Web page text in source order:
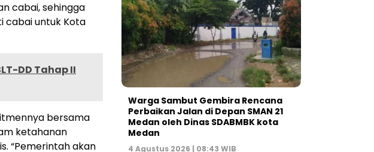
cabai, sehingga
cabai untuk Kota
DD Tahap II
bersama
ketahanan
“Pemerintah akan
Warga Sambut Gembira Rencana
Perbaikan Jalan di Depan SMAN 21
Medan oleh Dinas SDABMBK kota
Medan
4 Agustus 2026 | 08:43 WIB